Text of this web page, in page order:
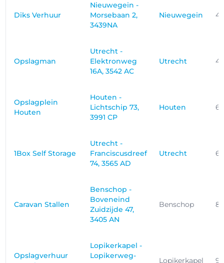
Diks Verhuur
Nieuwegein -
Morsebaan 2,
3439NA
Nieuwegein
Opslagman
Utrecht -
Elektronweg
16A, 3542 AC
Utrecht
Opslagplein
Houten
Houten -
Lichtschip 73,
3991 CP
Houten
1Box Self Storage
Utrecht -
Franciscusdreef
74, 3565 AD
Utrecht
Caravan Stallen
Benschop -
Boveneind
Zuidzijde 47,
3405 AN
Benschop
Opslagverhuur
Lopikerkapel -
Lopikerweg-
Lopikerkapel